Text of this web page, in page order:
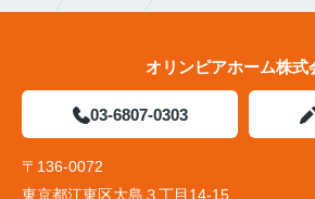
オリンピアホーム株式
03-6807-0303
〒136-0072
東京都江東区大島３丁目14-15